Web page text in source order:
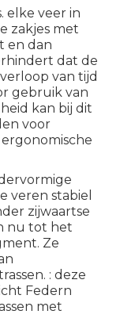
elke veer in
zakjes met
en dan
dat de
van tijd
gebruik van
kan bij dit
voor
veren stabiel
zijwaartse
nu tot het
Ze
: deze
Federn
met